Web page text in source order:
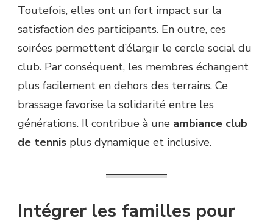
Toutefois, elles ont un fort impact sur la
satisfaction des participants. En outre, ces
soirées permettent d’élargir le cercle social du
club. Par conséquent, les membres échangent
plus facilement en dehors des terrains. Ce
brassage favorise la solidarité entre les
générations. Il contribue à une ambiance club
de tennis plus dynamique et inclusive.
Intégrer les familles pour